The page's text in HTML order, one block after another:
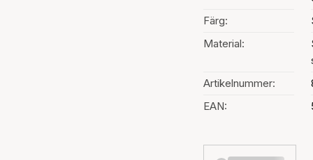
Färg:
Material:
Artikelnummer:
EAN: